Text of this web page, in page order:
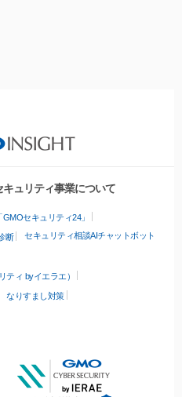
ュリティ事業について
セキュリティ24」
断 セキュリティ相談AIチャットボット
ィ byイエラエ）
なりすまし対策